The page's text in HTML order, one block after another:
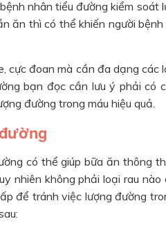
nhân tiểu đường kiểm soát
ăn thì có thể khiến người
cực đoan mà cần đa dạng các
bạn đọc cần lưu ý phải có
đường trong máu hiệu quả.
có thể giúp bữa ăn thông
nhiên không phải loại rau
để tránh việc lượng đường